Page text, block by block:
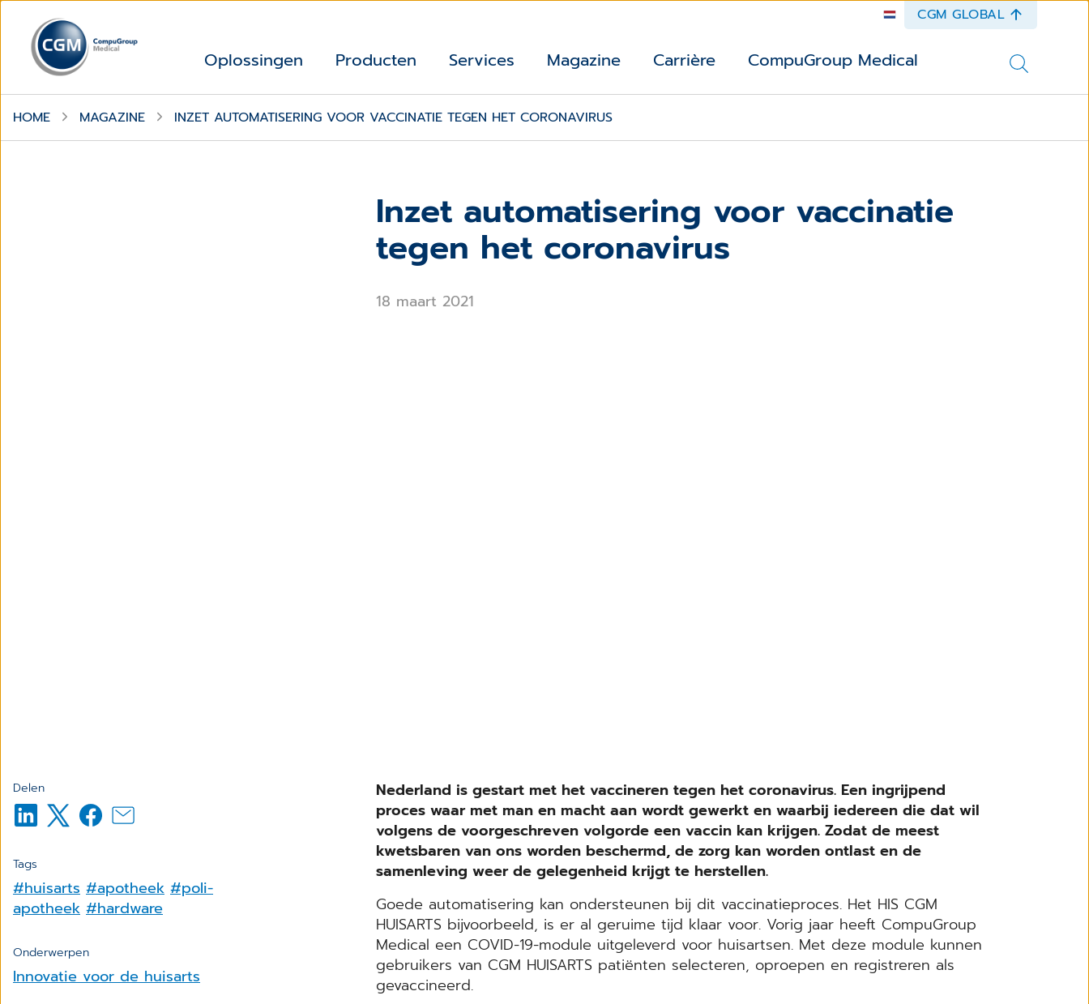
CGM GLOBAL
Oplossingen Producten Services Magazine Carrière CompuGroup Medical
HOME MAGAZINE INZET AUTOMATISERING VOOR VACCINATIE TEGEN HET CORONAVIRUS
Inzet automatisering voor vaccinatie
tegen het coronavirus
18 maart 2021
Delen
Tags
#huisarts #apotheek #poli-
apotheek #hardware
Onderwerpen
Innovatie voor de huisarts
Nederland is gestart met het vaccineren tegen het coronavirus. Een ingrijpend
proces waar met man en macht aan wordt gewerkt en waarbij iedereen die dat wil
volgens de voorgeschreven volgorde een vaccin kan krijgen. Zodat de meest
kwetsbaren van ons worden beschermd, de zorg kan worden ontlast en de
samenleving weer de gelegenheid krijgt te herstellen.
Goede automatisering kan ondersteunen bij dit vaccinatieproces. Het HIS CGM
HUISARTS bijvoorbeeld, is er al geruime tijd klaar voor. Vorig jaar heeft CompuGroup
Medical een COVID-19-module uitgeleverd voor huisartsen. Met deze module kunnen
gebruikers van CGM HUISARTS patiënten selecteren, oproepen en registreren als
gevaccineerd.